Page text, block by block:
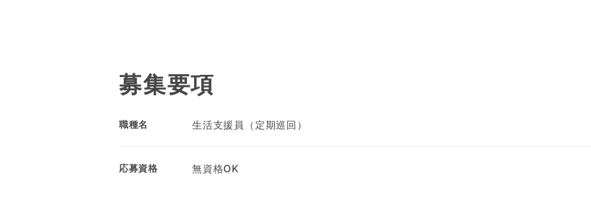
募集要項
職種名 生活支援員（定期巡回）
応募資格 無資格OK